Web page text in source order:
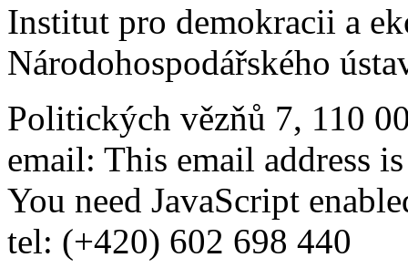
Institut pro demokracii a
Národohospodářského
Politických vězňů 7, 110
email: This email address
You need JavaScript
tel: (+420) 602 698 440